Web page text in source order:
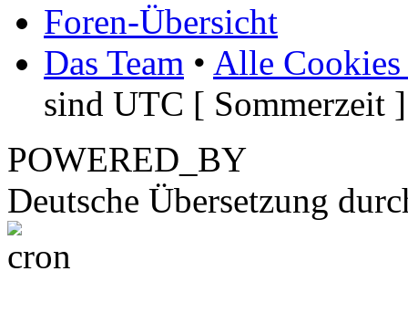
Foren-Übersicht
Das Team • Alle Cookies
sind UTC [ Sommerzeit ]
POWERED_BY
Deutsche Übersetzung